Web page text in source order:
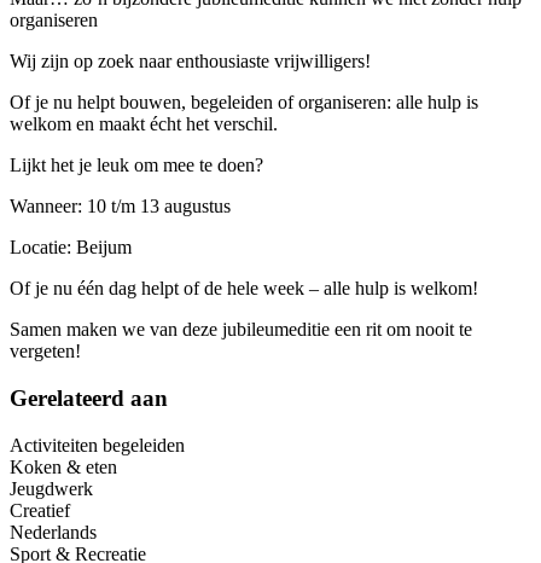
organiseren
Wij zijn op zoek naar enthousiaste vrijwilligers!
Of je nu helpt bouwen, begeleiden of organiseren: alle hulp is
welkom en maakt écht het verschil.
Lijkt het je leuk om mee te doen?
Wanneer: 10 t/m 13 augustus
Locatie: Beijum
Of je nu één dag helpt of de hele week – alle hulp is welkom!
Samen maken we van deze jubileumeditie een rit om nooit te
vergeten!
Gerelateerd aan
Activiteiten begeleiden
Koken & eten
Jeugdwerk
Creatief
Nederlands
Sport & Recreatie